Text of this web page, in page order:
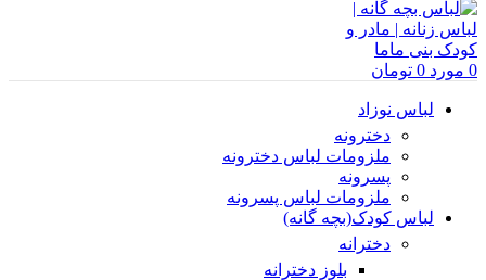
0 مورد 0 تومان
لباس نوزاد
دخترونه
ملزومات لباس دخترونه
پسرونه
ملزومات لباس پسرونه
لباس کودک(بچه گانه)
دخترانه
بلوز دخترانه